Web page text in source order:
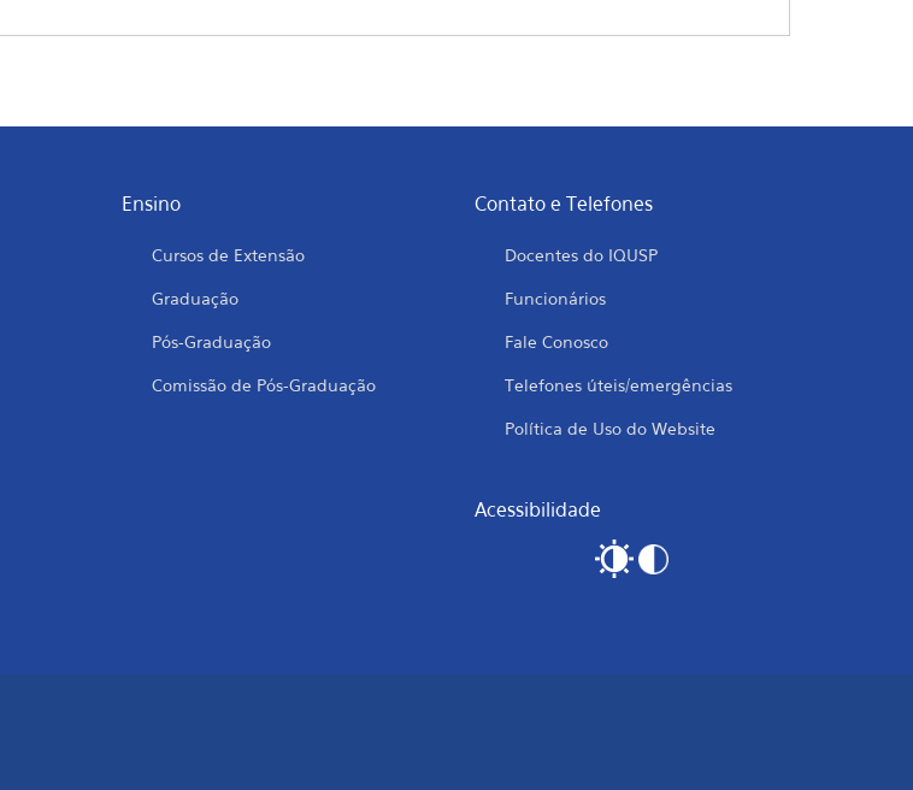
Ensino
Cursos de Extensão
Graduação
Pós-Graduação
Comissão de Pós-Graduação
Contato e Telefones
Docentes do IQUSP
Funcionários
Fale Conosco
Telefones úteis/emergências
Política de Uso do Website
Acessibilidade